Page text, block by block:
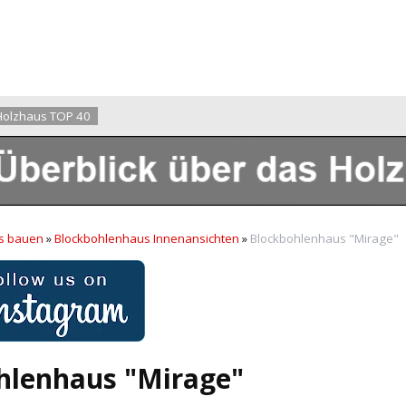
TOP 40
bauen »Blockbohlenhaus Innenansichten » Blockbohlenhaus "Mirage"
"Mirage"